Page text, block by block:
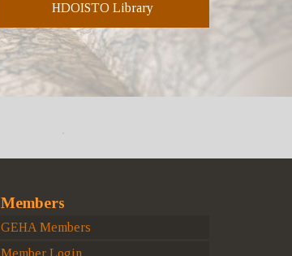
HDOISTO Library
Members
GEHA Members
Member Login